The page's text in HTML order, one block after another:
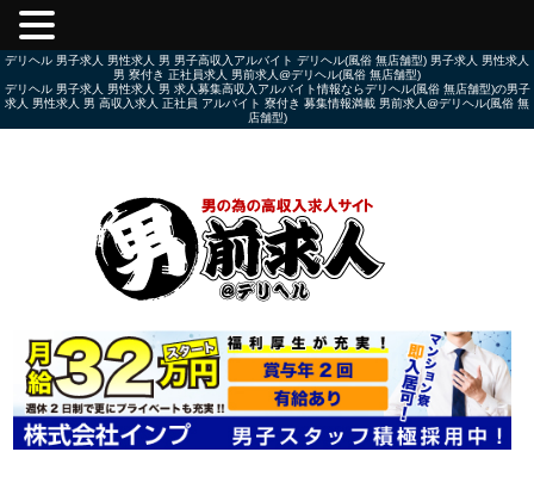
デリヘル 男子求人 男性求人 男 男子高収入アルバイト デリヘル(風俗 無店舗型) 男子求人 男性求人
男 寮付き 正社員求人 男前求人@デリヘル(風俗 無店舗型)
デリヘル 男子求人 男性求人 男 求人募集高収入アルバイト情報ならデリヘル(風俗 無店舗型)の男子
求人 男性求人 男 高収入求人 正社員 アルバイト 寮付き 募集情報満載 男前求人@デリヘル(風俗 無
店舗型)